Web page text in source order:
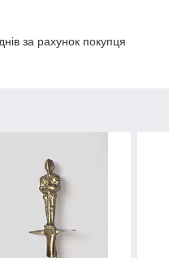
за рахунок покупця